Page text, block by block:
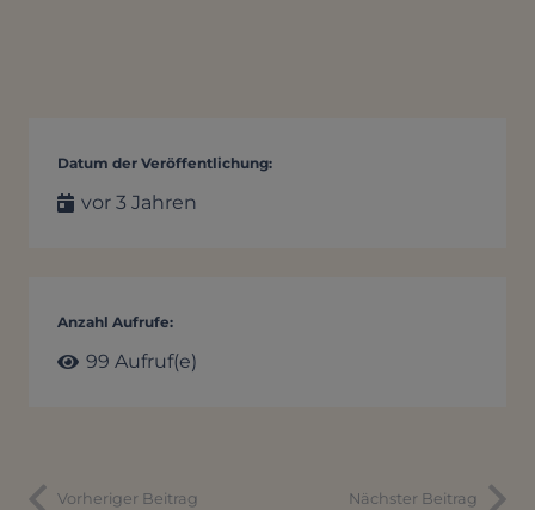
Datum der Veröffentlichung:
vor 3 Jahren
Anzahl Aufrufe:
99 Aufruf(e)
Vorheriger Beitrag Nächster Beitrag